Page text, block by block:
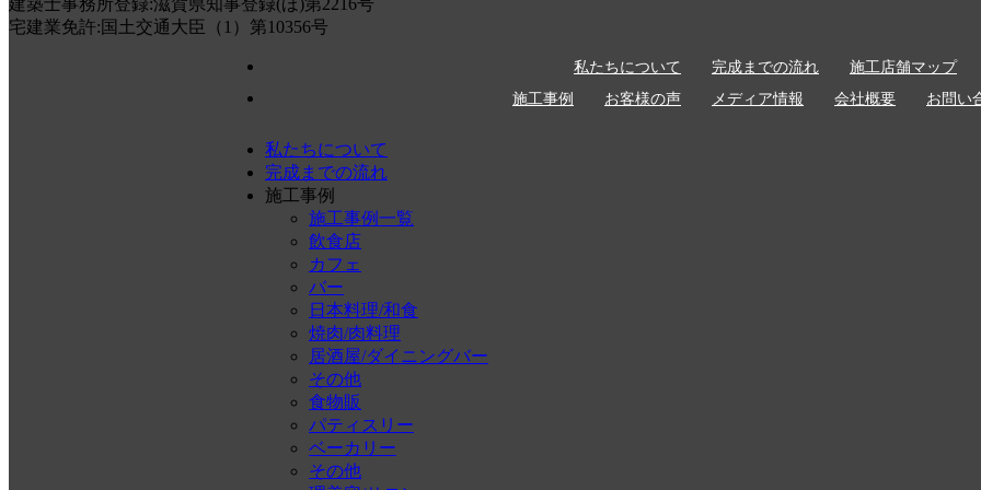
建築士事務所登録:滋賀県知事登録(ほ)第2216号
宅建業免許:国土交通大臣（1）第10356号
私たちについて 完成までの流れ
施工店舗マップ
施工事例
お客様の声 メディア情報 会社概要 お問い
私たちについて
完成までの流れ
施工事例
施工事例一覧
飲食店
カフェ
バー
日本料理/和食
焼肉/肉料理
居酒屋/ダイニングバー
その他
食物販
パティスリー
ベーカリー
その他